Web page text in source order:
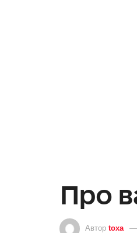
Про
Автор toxa